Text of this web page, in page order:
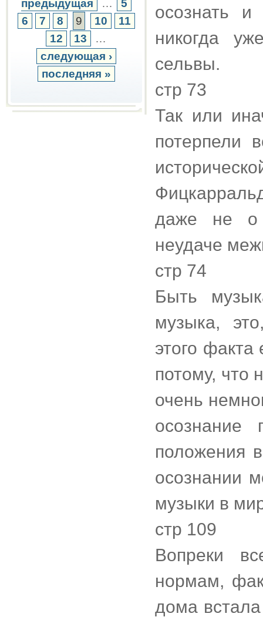
предыдущая …
5
6
7 8 9 10
11
12
13
…
следующая ›
последняя »
осознать
никогда
сельвы.
стр 73
Так или
потерпели
даже не о
неудаче
стр 74
Быть
музыка,
этого
потому, что
очень
осознание
положения
осознании
музыки в
стр 109
Вопреки
нормам,
дома